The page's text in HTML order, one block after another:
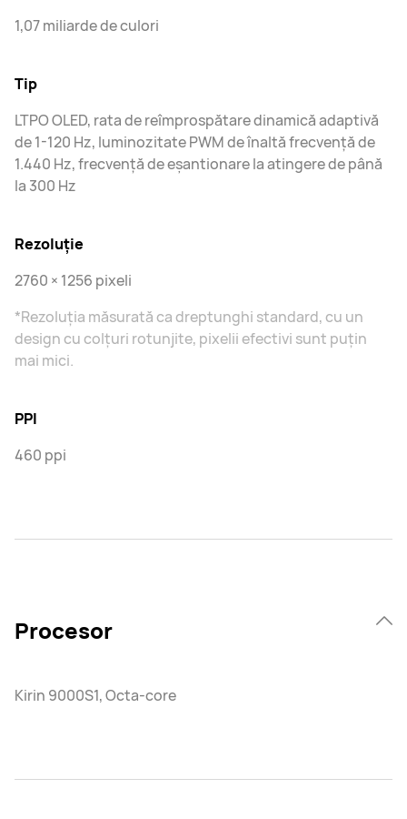
1,07 miliarde de culori
Tip
LTPO OLED, rata de reîmprospătare dinamică adaptivă
de 1-120 Hz, luminozitate PWM de înaltă frecvență de
1.440 Hz, frecvență de eșantionare la atingere de până
la 300 Hz
Rezoluţie
2760 × 1256 pixeli
*Rezoluția măsurată ca dreptunghi standard, cu un
design cu colțuri rotunjite, pixelii efectivi sunt puțin
mai mici.
PPI
460 ppi
Procesor
Kirin 9000S1, Octa-core